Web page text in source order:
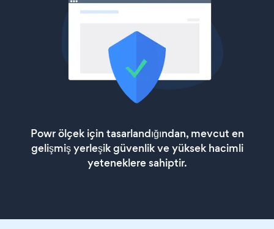
Powr ölçek için tasarlandığından, mevcut en
gelişmiş yerleşik güvenlik ve yüksek hacimli
yeteneklere sahiptir.